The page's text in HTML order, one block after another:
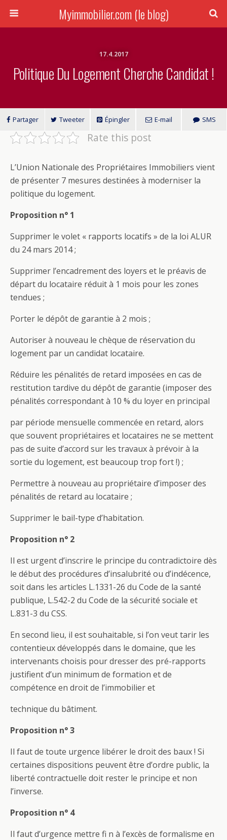
Myimmobilier.com (le blog)
17.4.2017
Politique Du Logement Cherche Candidat !
Partager Tweeter Épingler E-mail SMS
Rate this post
L’Union Nationale des Propriétaires Immobiliers vient
de présenter 7 mesures destinées à moderniser la
politique du logement.
Proposition n° 1
Supprimer le volet « rapports locatifs » de la loi ALUR
du 24 mars 2014 ;
Supprimer l’encadrement des loyers et le préavis de
départ du locataire réduit à 1 mois pour les zones
tendues ;
Porter le dépôt de garantie à 2 mois ;
Autoriser à nouveau le chèque de réservation du
logement par un candidat locataire.
Réduire les pénalités de retard imposées en cas de
restitution tardive du dépôt de garantie (imposer des
pénalités correspondant à 10 % du loyer en principal
par période mensuelle commencée en retard, alors
que souvent propriétaires et locataires ne se mettent
pas de suite d’accord sur les travaux à prévoir à la
sortie du logement, est beaucoup trop fort !) ;
Permettre à nouveau au propriétaire d’imposer des
pénalités de retard au locataire ;
Supprimer le bail-type d’habitation.
Proposition n° 2
Il est urgent d’inscrire le principe du contradictoire dès
le début des procédures d’insalubrité ou d’indécence,
soit dans les articles L.1331-26 du Code de la santé
publique, L.542-2 du Code de la sécurité sociale et
L.831-3 du CSS.
En second lieu, il est souhaitable, si l’on veut tarir les
contentieux développés dans le domaine, que les
intervenants choisis pour dresser des pré-rapports
justifient d’un minimum de formation et de
compétence en droit de l’immobilier et
technique du bâtiment.
Proposition n° 3
Il faut de toute urgence libérer le droit des baux ! Si
certaines dispositions peuvent être d’ordre public, la
liberté contractuelle doit rester le principe et non
l’inverse.
Proposition n° 4
Il faut d’urgence mettre fi n à l’excès de formalisme en